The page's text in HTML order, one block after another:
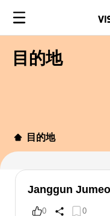
目的地
目的地
Janggun
0 0